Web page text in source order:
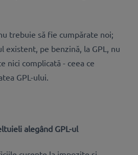
trebuie să fie cumpărate noi;
existent, pe benzină, la GPL, nu
nici complicată - ceea ce
GPL-ului.
alegând GPL-ul